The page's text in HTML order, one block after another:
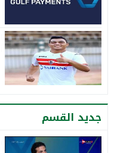
جديد القسم